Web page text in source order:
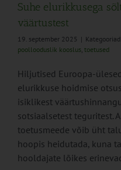
Suhe elurikkusega
väärtustest
19. september 2025 | Kategooriad:
poollooduslik kooslus, toetused
Hiljutised Euroopa-
elurikkuse hoidmise
isiklikest
sotsiaalsetest teguritest.
toetusmeede võib üht
hoopis heidutada, kuna
hooldajate lõikes